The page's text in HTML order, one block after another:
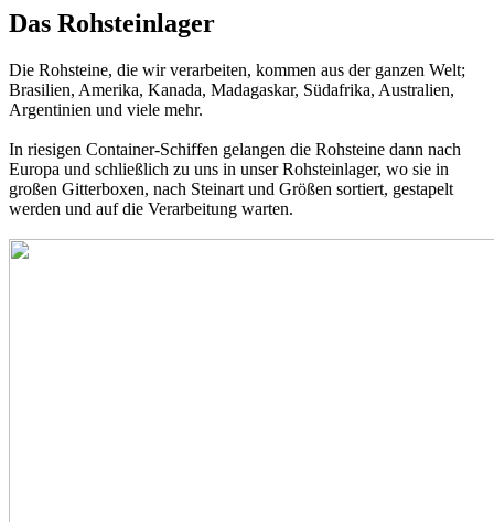
Das Rohsteinlager
Die Rohsteine, die wir verarbeiten, kommen aus der ganzen Welt;
Brasilien, Amerika, Kanada, Madagaskar, Südafrika, Australien,
Argentinien und viele mehr.
In riesigen Container-Schiffen gelangen die Rohsteine dann nach
Europa und schließlich zu uns in unser Rohsteinlager, wo sie in
großen Gitterboxen, nach Steinart und Größen sortiert, gestapelt
werden und auf die Verarbeitung warten.